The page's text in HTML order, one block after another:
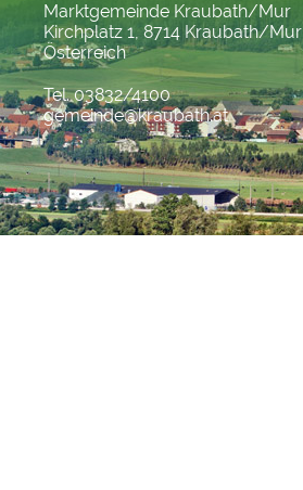
Marktgemeinde Kraubath/Mur
Kirchplatz 1, 8714 Kraubath/Mur
Österreich
Tel. 03832/4100
gemeinde@kraubath.at